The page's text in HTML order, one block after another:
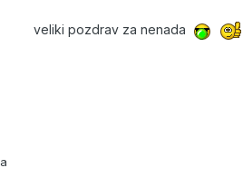
veliki pozdrav za nenada